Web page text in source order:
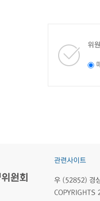
위
관련사이트
우 (52852) 경
COPYRIGHTS